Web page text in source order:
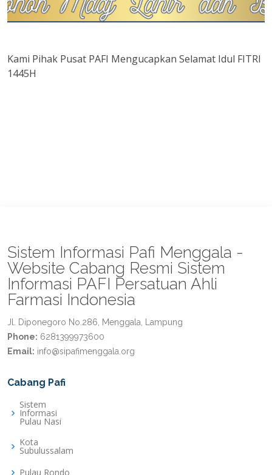
Kami Pihak Pusat PAFI Mengucapkan Selamat Idul FITRI
1445H
Sistem Informasi Pafi Menggala -
Website Cabang Resmi Sistem
Informasi PAFI Persatuan Ahli
Farmasi Indonesia
Jl. Diponegoro No.286, Menggala, Lampung
Phone: 6281399973600
Email: info@sipafimenggala.org
Cabang Pafi
Sistem
Informasi
Pulau Nasi
Kota
Subulussalam
Pulau Rondo